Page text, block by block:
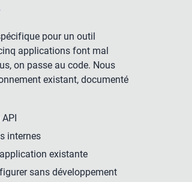
pour un outil
applications font mal
on passe au code. Nous
existant, documenté
internes
existante
sans développement